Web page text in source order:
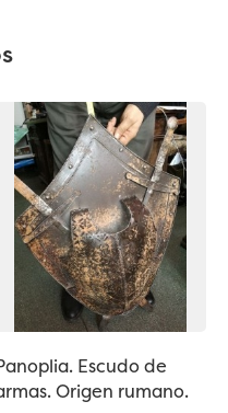
Escudo de
Origen rumano.